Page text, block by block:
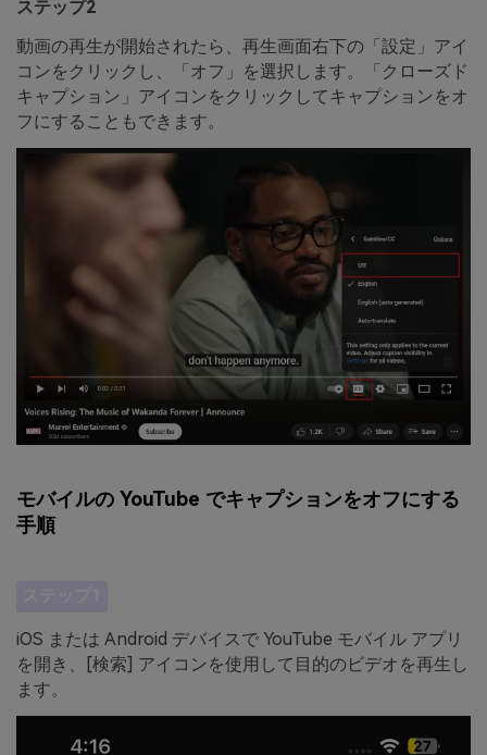
ステップ2
動画の再生が開始されたら、再生画面右下の「設定」アイ
コンをクリックし、「オフ」を選択します。「クローズド
キャプション」アイコンをクリックしてキャプションをオ
フにすることもできます。
モバイルの YouTube でキャプションをオフにする
手順
iOS または Android デバイスで YouTube モバイル アプリ
を開き、[検索] アイコンを使用して目的のビデオを再生し
ます。